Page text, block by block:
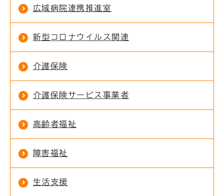
広域病院連携推進室
新型コロナウイルス関連
介護保険
介護保険サービス事業者
高齢者福祉
障害福祉
生活支援